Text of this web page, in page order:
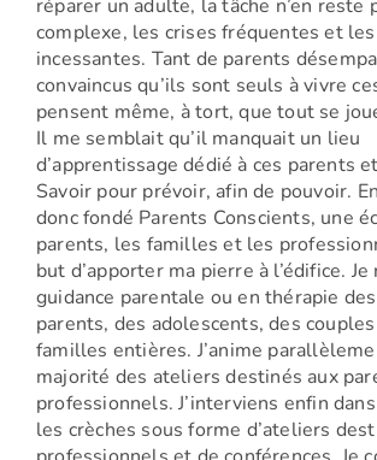
réparer un adulte, la tâche n’en reste
complexe, les crises fréquentes et
incessantes. Tant de parents
convaincus qu’ils sont seuls à vivre
pensent même, à tort, que tout se
Il me semblait qu’il manquait un lieu
d’apprentissage dédié à ces parents
Savoir pour prévoir, afin de pouvoir.
donc fondé Parents Conscients, une
parents, les familles et les
but d’apporter ma pierre à l’édifice. Je
guidance parentale ou en thérapie
parents, des adolescents, des
familles entières. J’anime
majorité des ateliers destinés aux
professionnels. J’interviens enfin
les crèches sous forme d’ateliers